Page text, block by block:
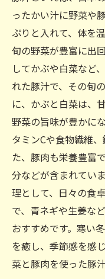
ったかい汁に野菜や
ぷりと入れて、体を
旬の野菜が豊富に出
してかぶや白菜など
れた豚汁で、その旬
に、かぶと白菜は、
野菜の旨味が豊かに
タミンCや食物繊維
た、豚肉も栄養豊富
分などが含まれてい
理として、日々の食
で、青ネギや生姜な
おすすめです。寒い
を癒し、季節感を感
菜と豚肉を使った豚